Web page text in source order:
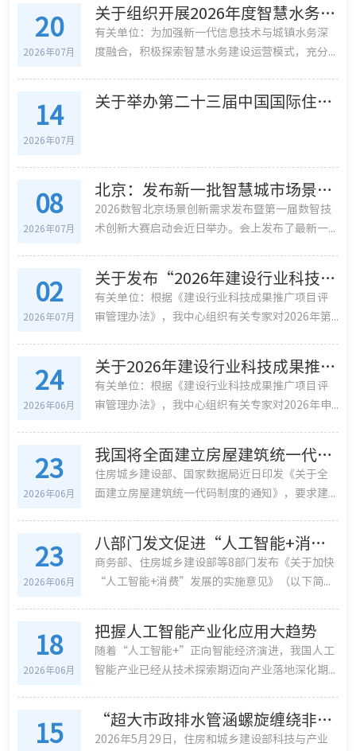
20
2026年07月
关于组织开展2026年度智慧水务典型案例与先进适用产品征集工作的通知
有关单位：为加强新一代信息技术与城镇水务深
度融合，积极探索智慧水务建设运营模式，充分...
14
2026年07月
关于举办第二十三届中国国际住宅产业暨建筑工业化产品与设备博览会的通知
08
2026年07月
北京：发布新一批智慧城市场景创新需求清单和成果
2026数智北京场景创新需求发布暨第一届数智技
术创新大赛启动会近日举办。会上发布了最新一...
02
2026年07月
关于发布“2026年建设行业科技成果推广项目 （第二批）”公告的通知
有关单位：根据《建设行业科技成果推广项目评
审管理办法》，我中心组织有关专家对2026年第...
24
2026年06月
关于2026年建设行业科技成果推广项目（第二批）的公示
有关单位：根据《建设行业科技成果推广项目评
审管理办法》，我中心组织有关专家对2026年申...
23
2026年06月
我国将全面建立房屋建筑统一代码制度
住房城乡建设部、国家数据局近日印发《关于全
面建立房屋建筑统一代码制度的通知》，要求建...
23
2026年06月
八部门发文促进“人工智能+消费”
商务部、住房城乡建设部等8部门发布《关于加快
“人工智能+消费”发展的实施意见》（以下简...
18
2026年06月
把握人工智能产业化应用大趋势
随着“人工智能+”正向智能经济演进，我国人工
智能产业已经从技术探索期迈向产业落地深化期...
15 “超大市政排水管涵螺旋缠绕非开挖修复技术” 通过建设行业科技成果评估
2026年5月29日，住房和城乡建设部科技与产业